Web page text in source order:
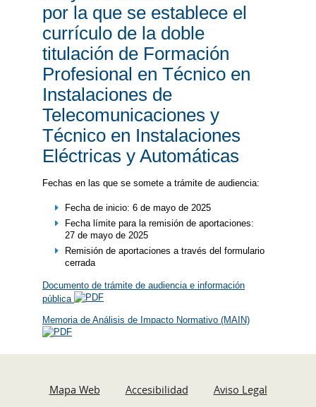
por la que se establece el
currículo de la doble
titulación de Formación
Profesional en Técnico en
Instalaciones de
Telecomunicaciones y
Técnico en Instalaciones
Eléctricas y Automáticas
Fechas en las que se somete a trámite de audiencia:
Fecha de inicio: 6 de mayo de 2025
Fecha límite para la remisión de aportaciones:
27 de mayo de 2025
Remisión de aportaciones a través del formulario
cerrada
Documento de trámite de audiencia e información
pública
Memoria de Análisis de Impacto Normativo (MAIN)
Mapa Web Accesibilidad Aviso Legal